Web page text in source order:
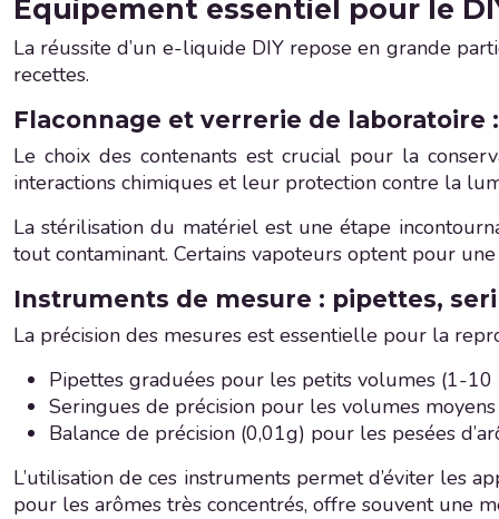
Équipement essentiel pour le
La réussite d’un e-liquide DIY repose en grande
recettes.
Flaconnage et verrerie de laboratoire
Le choix des contenants est crucial pour la
interactions chimiques et leur protection contre la
La stérilisation du matériel est une étape
tout contaminant. Certains vapoteurs optent pour
Instruments de mesure : pipettes,
La précision des mesures est essentielle pour la
Pipettes graduées pour les petits volumes (1-
Seringues de précision pour les volumes
Balance de précision (0,01g) pour les pesées
L’utilisation de ces instruments permet d’éviter les
pour les arômes très concentrés, offre souvent une